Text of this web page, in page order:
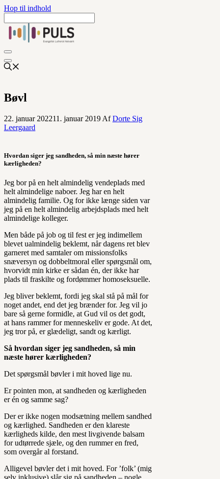
Hop til indhold
Bøvl
22. januar 202211. januar 2019 AfDorte Sig
Leergaard
Hvordan siger jeg sandheden, så min næste hører
kærligheden?
Jeg bor på en helt almindelig vendeplads med
helt almindelige naboer. Jeg har en helt
almindelig familie. Og for ikke længe siden var
jeg på en helt almindelig arbejdsplads med helt
almindelige kolleger.
Men både på job og til fest er jeg indimellem
blevet ualmindelig beklemt, når dagens ret blev
garneret med samtaler om missionsfolks
snæversyn og dobbeltmoral eller spørgsmål om,
hvorvidt min kirke er sådan én, der ikke har
plads til fraskilte og fordømmer homoseksuelle.
Jeg bliver beklemt, fordi jeg skal stå på mål for
noget andet, end det jeg brænder for. Jeg vil jo
bare så gerne formidle, at Gud vil os det godt,
at hans rammer for menneskeliv er gode. At det,
jeg tror på, er glædeligt, sandt og kærligt.
Så hvordan siger jeg sandheden, så min
næste hører kærligheden?
Det spørgsmål bøvler i mit hoved lige nu.
Er pointen mon, at sandheden og kærligheden
er én og samme sag?
Der er ikke nogen modsætning mellem sandhed
og kærlighed. Sandheden er den klareste
kærligheds kilde, den mest livgivende balsam
for udtørrede sjæle, og den rummer en fred,
som overgår al forstand.
Alligevel bøvler det i mit hoved. For ’folk’ (mig